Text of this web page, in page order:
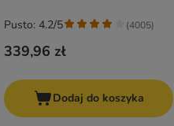
339,96 zł
Pusto: 4.2/5 (4005)
Dodaj do koszyka